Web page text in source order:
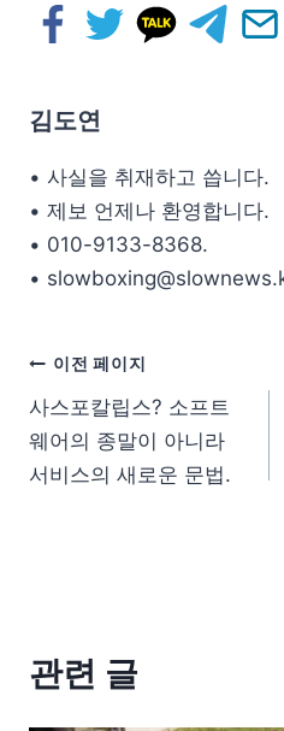
김도연
• 사실을 취재하고 씁니다.
• 제보 언제나 환영합니다.
• 010-9133-8368.
•
이전 페이지
사스포칼립스? 소프트
웨어의 종말이 아니라
서비스의 새로운 문법.
관련 글